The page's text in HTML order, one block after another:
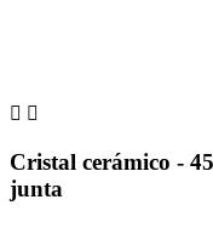
 
Cristal cerámico -
junta